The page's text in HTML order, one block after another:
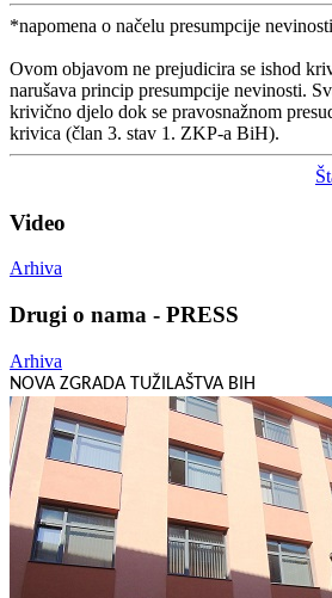
*napomena o načelu presumpcije nevinosti
Ovom objavom ne prejudicira se ishod
narušava princip presumpcije nevinosti.
krivično djelo dok se pravosnažnom
krivica (član 3. stav 1. ZKP-a BiH).
Video
Arhiva
Drugi o nama - PRESS
Arhiva
NOVA ZGRADA TUŽILAŠTVA BIH